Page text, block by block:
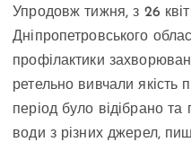
Упродовж тижня, з 26
Дніпропетровського
профілактики
ретельно вивчали якість
період було відібрано
води з різних джерел,